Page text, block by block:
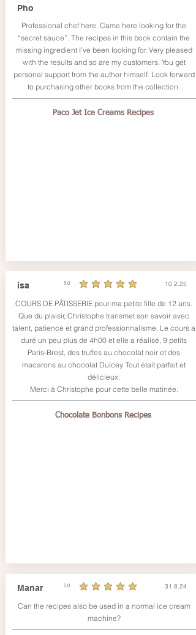
Pho
Professional chef here. Came here looking for the
“secret sauce”. The recipes in this book contain the
missing ingredient I’ve been looking for. Very pleased
with the results and so are my customers. You get
personal support from the author himself. Look forward
to purchasing other books from the collection.
Paco Jet Ice Creams Recipes
isa 5.0
durchschnittliches Rating ist 5 von 5 10.2.25
COURS DE PÂTISSERIE pour ma petite fille de 12 ans.
Que du plaisir, Christophe transmet son savoir avec
talent, patience et grand professionnalisme. Le cours a
duré un peu plus de 4h00 et elle a réalisé, 9 petits
Paris-Brest, des truffes au chocolat noir et des
macarons au chocolat Dulcey. Tout était parfait et
délicieux.
Merci à Christophe pour cette belle matinée.
Chocolate Bonbons Recipes
Manar 5.0
durchschnittliches Rating ist 5 von 5 31.8.24
Can the recipes also be used in a normal ice cream
machine?